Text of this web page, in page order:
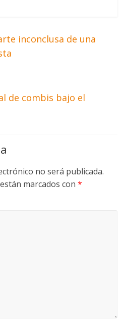
inconclusa de una
de combis bajo el
no será publicada.
marcados con*